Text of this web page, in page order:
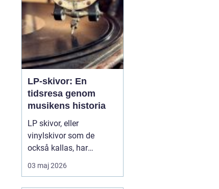
en miljö där idéer får
fäste...
LP-skivor: En
tidsresa genom
musikens historia
LP skivor, eller
vinylskivor som de
också kallas, har
genomgått en förnyad
popularitet de senaste
03 maj 2026